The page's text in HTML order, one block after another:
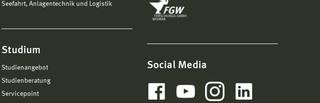
Seefahrt, Anlagentechnik und Logistik
Studium
Studienangebot
Studienberatung
Servicepoint
Social Media